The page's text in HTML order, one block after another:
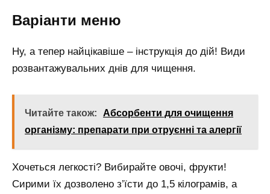
Варіанти меню
Ну, а тепер найцікавіше – інструкція до дій! Види
розвантажувальних днів для чищення.
Читайте також:
Абсорбенти для очищення
організму: препарати при отруєнні та алергії
Хочеться легкості? Вибирайте овочі, фрукти!
Сирими їх дозволено з’їсти до 1,5 кілограмів, а